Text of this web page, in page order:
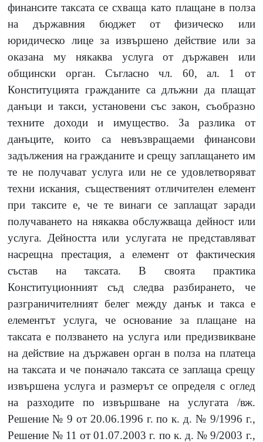
финансите таксата се схваща като плащане в полза
на държавния бюджет от физическо или
юридическо лице за извършено действие или за
оказана му някаква услуга от държавен или
общински орган. Съгласно чл. 60, ал. 1 от
Конституцията гражданите са длъжни да плащат
данъци и такси, установени със закон, съобразно
техните доходи и имущество. За разлика от
данъците, които са невъзвращаеми финансови
задължения на гражданите и срещу заплащането им
те не получават услуга или не се удовлетворяват
техни искания, същественият отличителен елемент
при таксите е, че те винаги се заплащат заради
получаването на някаква обслужваща дейност или
услуга. Дейността или услугата не представляват
насрещна престация, а елемент от фактическия
състав на таксата. В своята практика
Конституционният съд следва разбирането, че
разграничителният белег между данък и такса е
елементът услуга, че основание за плащане на
таксата е ползването на услуга или предизвикване
на действие на държавен орган в полза на платеца
на таксата и че поначало таксата се заплаща срещу
извършена услуга и размерът се определя с оглед
на разходите по извършване на услугата /вж.
Решение № 9 от 20.06.1996 г. по к. д. № 9/1996 г.,
Решение № 11 от 01.07.2003 г. по к. д. № 9/2003 г.,